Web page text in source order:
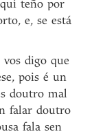
teño por
e, se está
digo que
pois é un
doutro mal
falar doutro
fala sen